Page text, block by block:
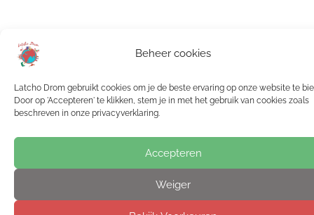
Beheer cookies
Latcho Drom gebruikt cookies om je de beste ervaring op onze website te
Door op 'Accepteren' te klikken, stem je in met het gebruik van cookies zoals
beschreven in onze privacyverklaring.
Accepteren
Weiger